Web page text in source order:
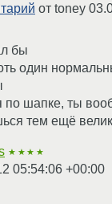
от toney
бы
один
по шапке, ты
тем ещё
★★★★
05:54:06 +00:00